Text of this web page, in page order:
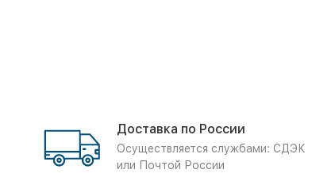
Доставка по России
Осуществляется службами: СДЭК
или Почтой России